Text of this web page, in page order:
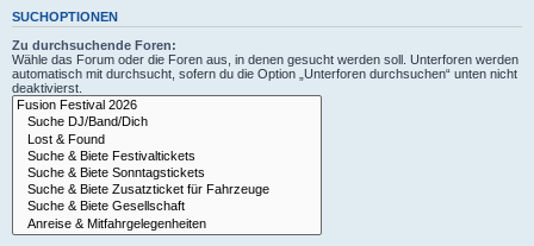
SUCHOPTIONEN
Zu durchsuchende Foren:
Wähle das Forum oder die Foren aus, in denen gesucht werden soll. Unterforen werden
automatisch mit durchsucht, sofern du die Option „Unterforen durchsuchen“ unten nicht
deaktivierst.